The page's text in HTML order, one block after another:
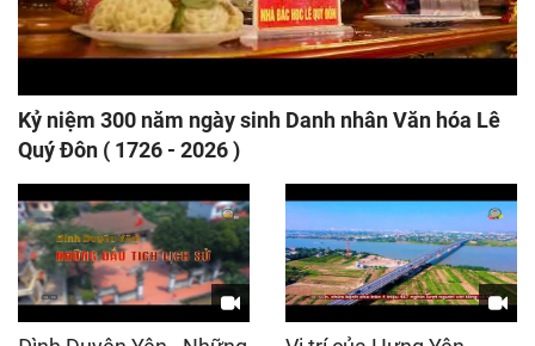
Kỷ niệm 300 năm ngày sinh Danh nhân Văn hóa Lê
Quý Đôn ( 1726 - 2026 )